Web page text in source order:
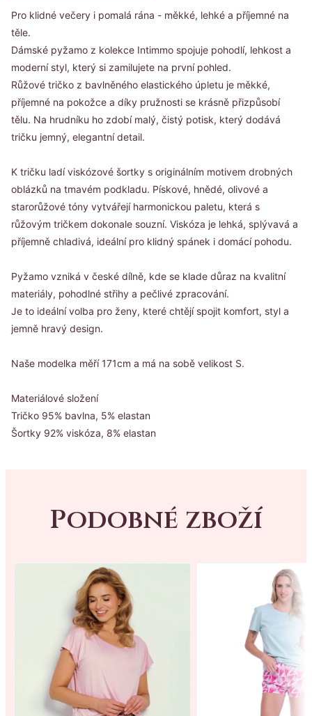
Pro klidné večery i pomalá rána - měkké, lehké a příjemné na
těle.
Dámské pyžamo z kolekce Intimmo spojuje pohodlí, lehkost a
moderní styl, který si zamilujete na první pohled.
Růžové tričko z bavlněného elastického úpletu je měkké,
příjemné na pokožce a díky pružnosti se krásně přizpůsobí
tělu. Na hrudníku ho zdobí malý, čistý potisk, který dodává
tričku jemný, elegantní detail.
K tričku ladí viskózové šortky s originálním motivem drobných
oblázků na tmavém podkladu. Pískové, hnědé, olivové a
starorůžové tóny vytvářejí harmonickou paletu, která s
růžovým tričkem dokonale souzní. Viskóza je lehká, splývavá a
příjemně chladivá, ideální pro klidný spánek i domácí pohodu.
Pyžamo vzniká v české dílně, kde se klade důraz na kvalitní
materiály, pohodlné střihy a pečlivé zpracování.
Je to ideální volba pro ženy, které chtějí spojit komfort, styl a
jemně hravý design.
Naše modelka měří 171cm a má na sobě velikost S.
Materiálové složení
Tričko 95% bavlna, 5% elastan
Šortky 92% viskóza, 8% elastan
Podobné zboží